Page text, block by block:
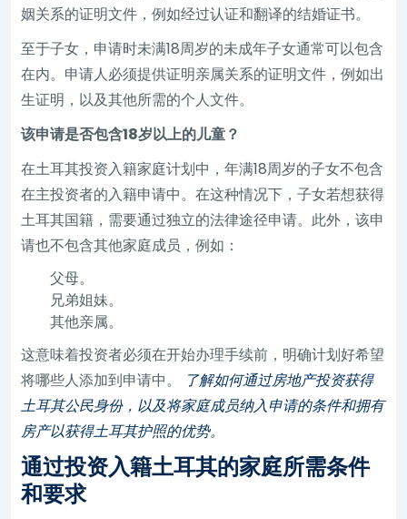
姻关系的证明文件，例如经过认证和翻译的结婚证书。
至于子女，申请时未满18周岁的未成年子女通常可以包含
在内。申请人必须提供证明亲属关系的证明文件，例如出
生证明，以及其他所需的个人文件。
该申请是否包含18岁以上的儿童？
在土耳其投资入籍家庭计划中，年满18周岁的子女不包含
在主投资者的入籍申请中。在这种情况下，子女若想获得
土耳其国籍，需要通过独立的法律途径申请。此外，该申
请也不包含其他家庭成员，例如：
父母。
兄弟姐妹。
其他亲属。
这意味着投资者必须在开始办理手续前，明确计划好希望
将哪些人添加到申请中。
了解如何通过房地产投资获得
土耳其公民身份，以及将家庭成员纳入申请的条件和拥有
房产以获得土耳其护照的优势。
通过投资入籍土耳其的家庭所需条件
和要求